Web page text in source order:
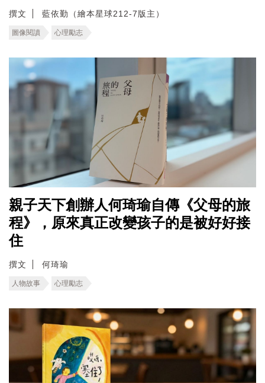
撰文 藍依勤（繪本星球212-7版主）
圖像閱讀 心理勵志
親子天下創辦人何琦瑜自傳《父母的旅
程》，原來真正改變孩子的是被好好接
住
撰文 何琦瑜
人物故事 心理勵志